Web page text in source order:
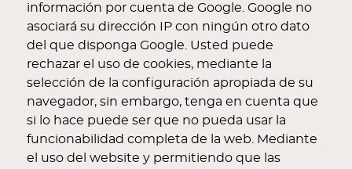
información por cuenta de Google. Google no
asociará su dirección IP con ningún otro dato
del que disponga Google. Usted puede
rechazar el uso de cookies, mediante la
selección de la configuración apropiada de su
navegador, sin embargo, tenga en cuenta que
si lo hace puede ser que no pueda usar la
funcionabilidad completa de la web. Mediante
el uso del website y permitiendo que las